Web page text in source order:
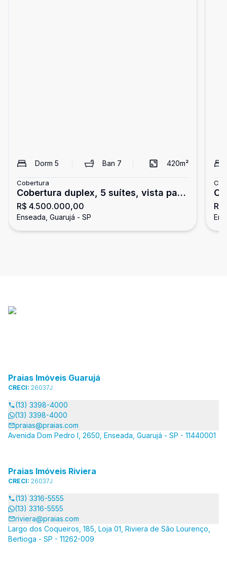
Dorm 5 Ban 7 420m²
Cobertura
Cobertura duplex, 5 suítes, vista para
o mar, Tortugas
R$ 4.500.000,00
Enseada, Guarujá - SP
Praias Imóveis Guarujá
CRECI: 26037J
(13) 3398-4000
(13) 3398-4000
praias@praias.com
Avenida Dom Pedro I, 2650, Enseada, Guarujá - SP - 11440001
Praias Imóveis Riviera
CRECI: 26037J
(13) 3316-5555
(13) 3316-5555
riviera@praias.com
Largo dos Coqueiros, 185, Loja 01, Riviera de São Lourenço,
Bertioga - SP - 11262-009